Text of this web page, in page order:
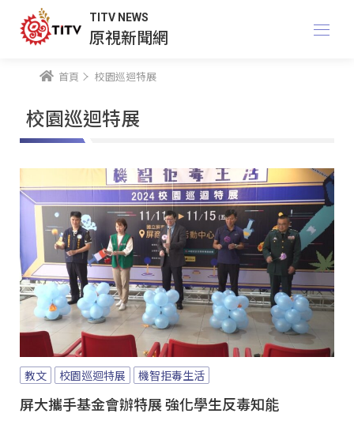
TITV NEWS
原視新聞網
首頁 校園巡迴特展
校園巡迴特展
教文 校園巡迴特展 機智拒毒生活
屏大攜手基金會辦特展 強化學生反毒知能